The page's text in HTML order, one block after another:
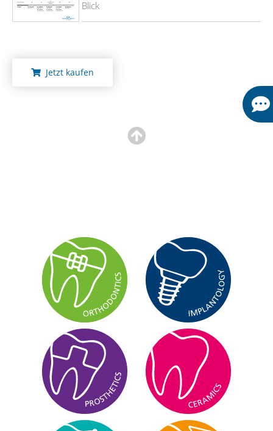
Blick
Jetzt kaufen